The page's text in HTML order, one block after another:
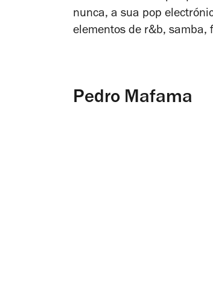
nunca, a sua pop
elementos de r&b, samba,
Pedro Mafama